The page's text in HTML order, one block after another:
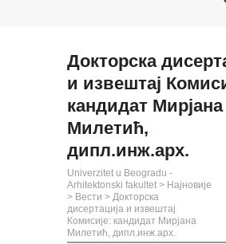
Докторска
и извештај
кандидат Мирјана
Милетић,
дипл.инж.арх.
Univerzitet u Beogradu -
Arhitektonski fakultet > Најновије
> Вести > Докторска
дисертација и извештај
Комисије: кандидат Мирјана
Милетић, дипл.инж.арх.